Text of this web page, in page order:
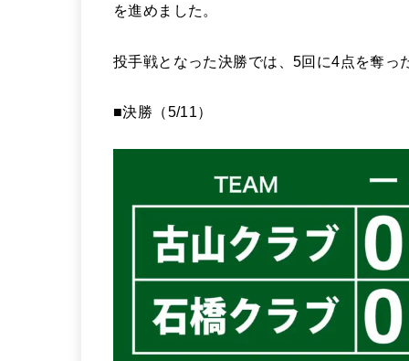
を進めました。
投手戦となった決勝では、5回に4点を奪
■決勝（5/11）